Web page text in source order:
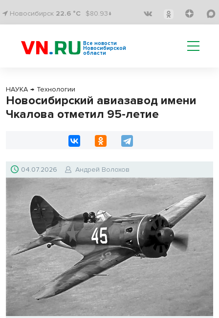
Новосибирск 22.6 °C $80.93↓
Все новости
Новосибирской
области
НАУКА → Технологии
Новосибирский авиазавод имени
Чкалова отметил 95-летие
04.07.2026 Андрей Волохов